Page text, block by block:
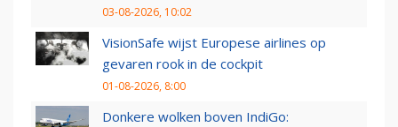
03-08-2026, 10:02
VisionSafe wijst Europese airlines op
gevaren rook in de cockpit
01-08-2026, 8:00
Donkere wolken boven IndiGo: